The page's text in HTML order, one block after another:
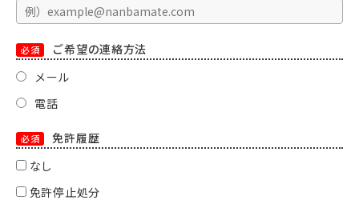
必須
ご希望の連絡方法
メール
電話
必須
免許履歴
なし
免許停止処分